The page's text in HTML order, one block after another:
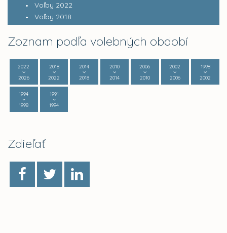
Voľby 2022
Voľby 2018
Zoznam podľa volebných období
2022
2026
2018
2022
2014
2018
2010
2014
2006
2010
2002
2006
1998
2002
1994
1998
1991
1994
Zdieľať